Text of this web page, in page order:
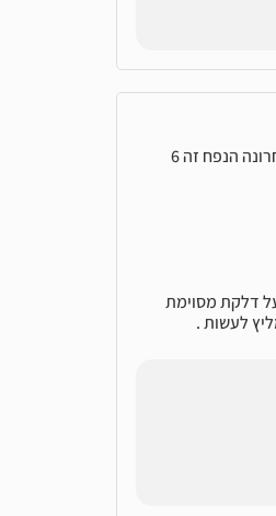
שלום אני בן 23 ועשיתי פעמיים בדיקת זרע ויצא לי תוצאות נמוכות וספירה לא טובה.. תוצאות הבדיקה האחרונה הנפח זה 6
לבנים זה מעיד על דלקת מסוימת
לעשות .